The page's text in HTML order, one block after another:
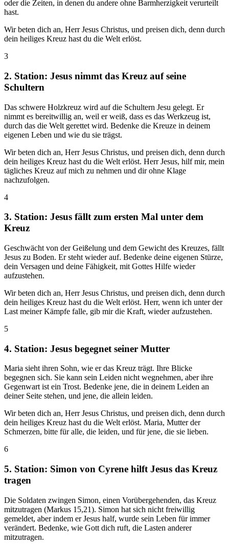
oder die Zeiten, in denen du andere ohne Barmherzigkeit verurteilt
hast.
Wir beten dich an, Herr Jesus Christus, und preisen dich, denn durch
dein heiliges Kreuz hast du die Welt erlöst.
3
2. Station: Jesus nimmt das Kreuz auf seine
Schultern
Das schwere Holzkreuz wird auf die Schultern Jesu gelegt. Er
nimmt es bereitwillig an, weil er weiß, dass es das Werkzeug ist,
durch das die Welt gerettet wird. Bedenke die Kreuze in deinem
eigenen Leben und wie du sie trägst.
Wir beten dich an, Herr Jesus Christus, und preisen dich, denn durch
dein heiliges Kreuz hast du die Welt erlöst. Herr Jesus, hilf mir, mein
tägliches Kreuz auf mich zu nehmen und dir ohne Klage
nachzufolgen.
4
3. Station: Jesus fällt zum ersten Mal unter dem
Kreuz
Geschwächt von der Geißelung und dem Gewicht des Kreuzes, fällt
Jesus zu Boden. Er steht wieder auf. Bedenke deine eigenen Stürze,
dein Versagen und deine Fähigkeit, mit Gottes Hilfe wieder
aufzustehen.
Wir beten dich an, Herr Jesus Christus, und preisen dich, denn durch
dein heiliges Kreuz hast du die Welt erlöst. Herr, wenn ich unter der
Last meiner Kämpfe falle, gib mir die Kraft, wieder aufzustehen.
5
4. Station: Jesus begegnet seiner Mutter
Maria sieht ihren Sohn, wie er das Kreuz trägt. Ihre Blicke
begegnen sich. Sie kann sein Leiden nicht wegnehmen, aber ihre
Gegenwart ist ein Trost. Bedenke jene, die in deinem Leiden an
deiner Seite stehen, und jene, die allein leiden.
Wir beten dich an, Herr Jesus Christus, und preisen dich, denn durch
dein heiliges Kreuz hast du die Welt erlöst. Maria, Mutter der
Schmerzen, bitte für alle, die leiden, und für jene, die sie lieben.
6
5. Station: Simon von Cyrene hilft Jesus das Kreuz
tragen
Die Soldaten zwingen Simon, einen Vorübergehenden, das Kreuz
mitzutragen (Markus 15,21). Simon hat sich nicht freiwillig
gemeldet, aber indem er Jesus half, wurde sein Leben für immer
verändert. Bedenke, wie Gott dich ruft, die Lasten anderer
mitzutragen.